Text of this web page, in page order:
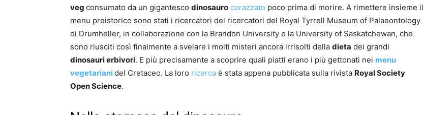
veg consumato da un gigantesco dinosauro corazzato poco prima di morire. A rimettere insieme il
menu preistorico sono stati i ricercatori del ricercatori del Royal Tyrrell Museum of Palaeontology
di Drumheller, in collaborazione con la Brandon University e la University of Saskatchewan, che
sono riusciti così finalmente a svelare i molti misteri ancora irrisolti della dieta dei grandi
dinosauri erbivori. E più precisamente a scoprire quali piatti erano i più gettonati nei menu
vegetarianidel Cretaceo. La loro ricerca è stata appena pubblicata sulla rivista Royal Society
Open Science.